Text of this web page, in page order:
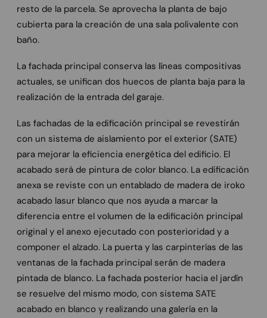
resto de la parcela. Se aprovecha la planta de bajo
cubierta para la creación de una sala polivalente con
baño.
La fachada principal conserva las líneas compositivas
actuales, se unifican dos huecos de planta baja para la
realización de la entrada del garaje.
Las fachadas de la edificación principal se revestirán
con un sistema de aislamiento por el exterior (SATE)
para mejorar la eficiencia energética del edificio. El
acabado será de pintura de color blanco. La edificación
anexa se reviste con un entablado de madera de iroko
acabado lasur blanco que nos ayuda a marcar la
diferencia entre el volumen de la edificación principal
original y el anexo ejecutado con posterioridad y a
componer el alzado. La puerta y las carpinterías de las
ventanas de la fachada principal serán de madera
pintada de blanco. La fachada posterior hacia el jardín
se resuelve del mismo modo, con sistema SATE
acabado en blanco y realizando una galería en la